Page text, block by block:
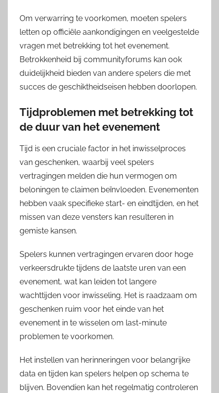
Om verwarring te voorkomen, moeten spelers
letten op officiële aankondigingen en veelgestelde
vragen met betrekking tot het evenement.
Betrokkenheid bij communityforums kan ook
duidelijkheid bieden van andere spelers die met
succes de geschiktheidseisen hebben doorlopen.
Tijdproblemen met betrekking tot
de duur van het evenement
Tijd is een cruciale factor in het inwisselproces
van geschenken, waarbij veel spelers
vertragingen melden die hun vermogen om
beloningen te claimen beïnvloeden. Evenementen
hebben vaak specifieke start- en eindtijden, en het
missen van deze vensters kan resulteren in
gemiste kansen.
Spelers kunnen vertragingen ervaren door hoge
verkeersdrukte tijdens de laatste uren van een
evenement, wat kan leiden tot langere
wachttijden voor inwisseling. Het is raadzaam om
geschenken ruim voor het einde van het
evenement in te wisselen om last-minute
problemen te voorkomen.
Het instellen van herinneringen voor belangrijke
data en tijden kan spelers helpen op schema te
blijven. Bovendien kan het regelmatig controleren